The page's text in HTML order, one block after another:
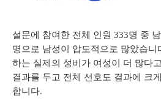
설문에 참여한 전체 인원 333명 중
명으로 남성이 압도적으로 많았습니
하는 실제의 성비가 여성이 더 많다
결과를 두고 전체 선호도 결과에 크
합니다.